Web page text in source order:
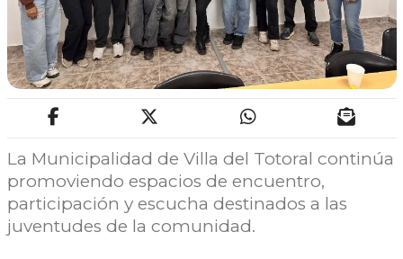
La Municipalidad de Villa del Totoral continúa
promoviendo espacios de encuentro,
participación y escucha destinados a las
juventudes de la comunidad.